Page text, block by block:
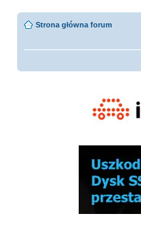
Strona główna forum